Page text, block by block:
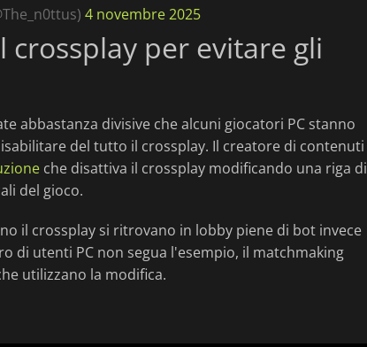
4 novembre 2025
crossplay per evitare gli
abbastanza divisive che alcuni giocatori PC stanno
del tutto il crossplay. Il creatore di contenuti
che disattiva il crossplay modificando una riga di
del gioco.
il crossplay si ritrovano in lobby piene di bot invece
di utenti PC non segua l'esempio, il matchmaking
utilizzano la modifica.